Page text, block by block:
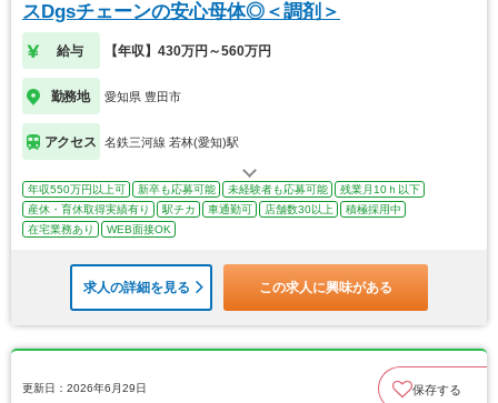
スDgsチェーンの安心母体◎＜調剤＞
給与 【年収】430万円～560万円
勤務地 愛知県 豊田市
アクセス 名鉄三河線 若林(愛知)駅
年収550万円以上可 新卒も応募可能 未経験者も応募可能
残業月10ｈ以下
産休・育休取得実績有り
駅チカ 車通勤可 店舗数30以上
積極採用中
在宅業務あり
WEB面接OK
求人の詳細を見る この求人に興味がある
更新日：2026年6月29日 保存する